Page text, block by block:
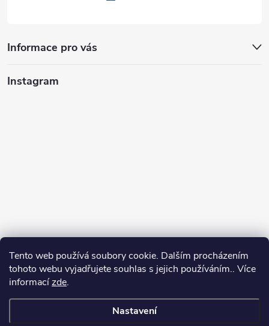
Tento web používá soubory cookie. Dalším procházením
tohoto webu vyjadřujete souhlas s jejich používáním.. Více
informacízde.
Nastavení
Informace pro vás
Instagram
Sledovat na Instagramu